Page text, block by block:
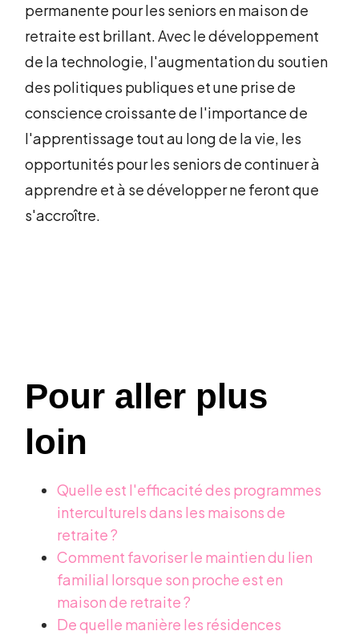
permanente pour les seniors en maison de
retraite est brillant. Avec le développement
de la technologie, l'augmentation du soutien
des politiques publiques et une prise de
conscience croissante de l'importance de
l'apprentissage tout au long de la vie, les
opportunités pour les seniors de continuer à
apprendre et à se développer ne feront que
s'accroître.
Pour aller plus
loin
Quelle est l'efficacité des programmes
interculturels dans les maisons de
retraite ?
Comment favoriser le maintien du lien
familial lorsque son proche est en
maison de retraite ?
De quelle manière les résidences